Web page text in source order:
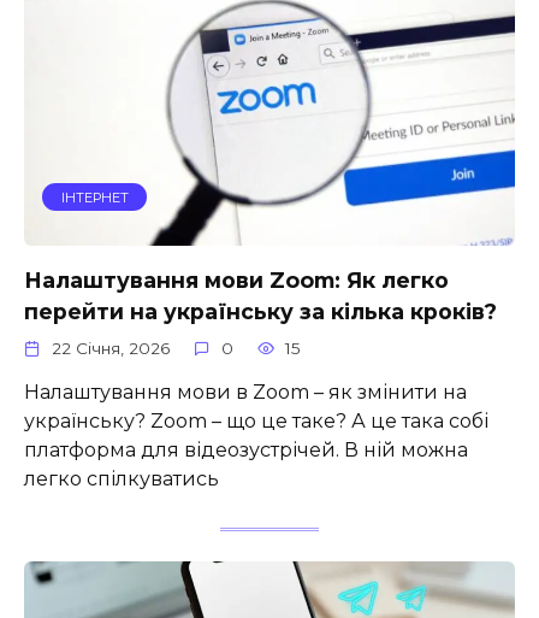
ІНТЕРНЕТ
Налаштування мови Zoom: Як легко
перейти на українську за кілька кроків?
22 Січня, 2026 0 15
Налаштування мови в Zoom – як змінити на
українську? Zoom – що це таке? А це така собі
платформа для відеозустрічей. В ній можна
легко спілкуватись